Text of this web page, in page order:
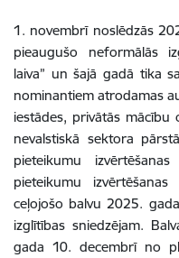
1. novembrī noslēdzās
pieaugušo neformālās
laiva” un šajā gadā tika
nominantiem atrodamas
iestādes, privātās
nevalstiskā sektora
pieteikumu
pieteikumu
ceļojošo balvu 2025.
izglītības sniedzējam.
gada 10. decembrī no